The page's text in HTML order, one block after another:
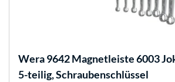
Wera9642 Magnetleiste 6003
5-teilig, Schraubenschlüssel